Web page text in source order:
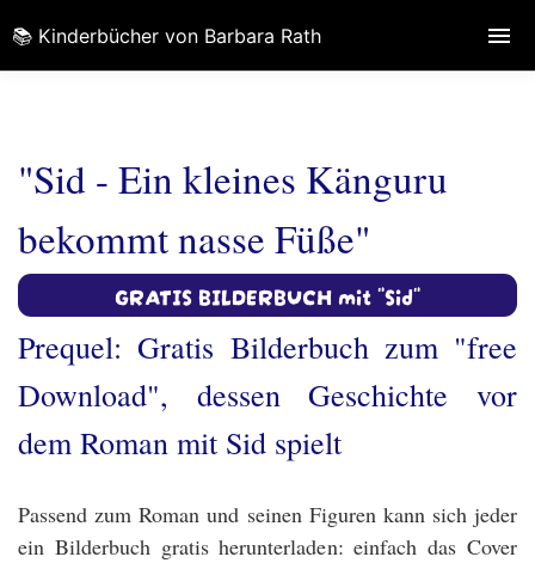
"Sid - Ein kleines Känguru
bekommt nasse Füße"
GRATIS BILDERBUCH mit "Sid"
Prequel: Gratis Bilderbuch zum "free
Download", dessen Geschichte vor
dem Roman mit Sid spielt
Passend zum Roman und seinen Figuren kann sich jeder
ein Bilderbuch gratis herunterladen: einfach das Cover
📚 Kinderbücher von Barbara Rath